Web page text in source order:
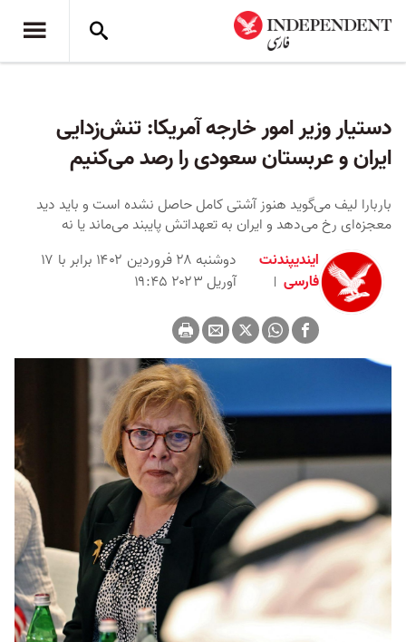
دستیار وزیر امور خارجه آمریکا: تنش‌زدایی
ایران و عربستان سعودی را رصد می‌کنیم
باربارا لیف می‌گوید هنوز آشتی کامل حاصل نشده است و باید دید
معجزه‌ای رخ می‌دهد و ایران به تعهداتش پایبند می‌ماند یا نه
ایندیپندنت
فارسی
دوشنبه ۲۸ فروردین ۱۴۰۲ برابر با ۱۷
آوریل ۲۰۲۳ ۱۹:۴۵